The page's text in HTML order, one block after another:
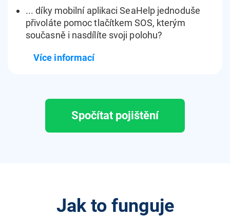
... díky mobilní aplikaci SeaHelp jednoduše
přivoláte pomoc tlačítkem SOS, kterým
současně i nasdílíte svoji polohu?
Více informací
Spočítat pojištění
Jak to funguje